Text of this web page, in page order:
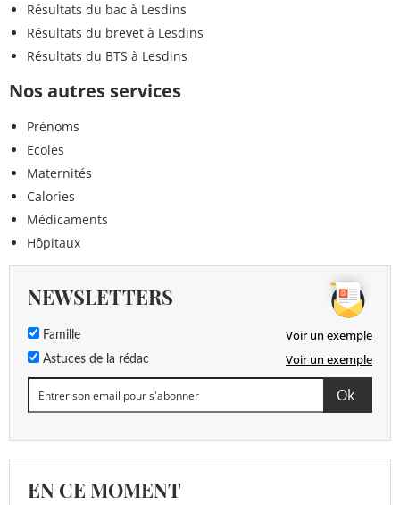
Résultats du bac à Lesdins
Résultats du brevet à Lesdins
Résultats du BTS à Lesdins
Nos autres services
Prénoms
Ecoles
Maternités
Calories
Médicaments
Hôpitaux
NEWSLETTERS
Famille Voir un exemple
Astuces de la rédac Voir un exemple
EN CE MOMENT